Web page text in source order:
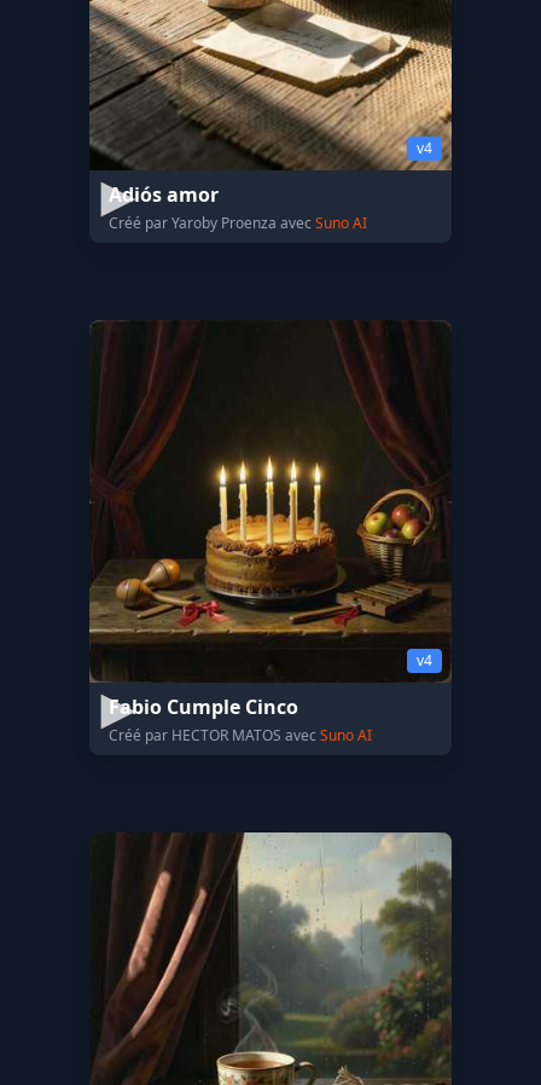
v4
Adiós amor
Créé par Yaroby Proenza avec Suno AI
v4
Fabio Cumple Cinco
Créé par HECTOR MATOS avec Suno AI